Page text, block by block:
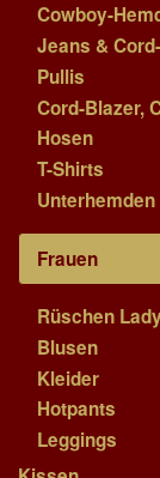
Cowboy-
Jeans &
Pullis
Cord-Blazer,
Hosen
T-Shirts
Unterhemden
Frauen
Rüschen Lady
Blusen
Kleider
Hotpants
Leggings